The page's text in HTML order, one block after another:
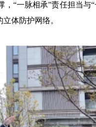
“一脉相承”责任担当与
体防护网络。